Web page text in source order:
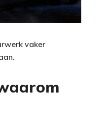
vaker